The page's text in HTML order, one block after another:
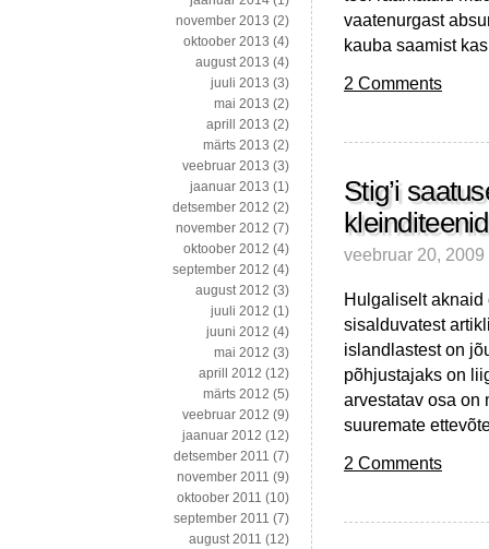
vaatenurgast
kauba saamist
2 Comments
Stig’i
veebruar 20, 2009
Hulgaliselt aknaid
sisalduvatest
islandlastest on
põhjustajaks on
arvestatav osa on
suuremate
2 Comments
november 2013 (2)
oktoober 2013 (4)
august 2013 (4)
juuli 2013 (3)
mai 2013 (2)
aprill 2013 (2)
märts 2013 (2)
veebruar 2013 (3)
jaanuar 2013 (1)
detsember 2012 (2)
november 2012 (7)
oktoober 2012 (4)
september 2012 (4)
august 2012 (3)
juuli 2012 (1)
juuni 2012 (4)
mai 2012 (3)
aprill 2012 (12)
märts 2012 (5)
veebruar 2012 (9)
jaanuar 2012 (12)
detsember 2011 (7)
november 2011 (9)
oktoober 2011 (10)
september 2011 (7)
august 2011 (12)